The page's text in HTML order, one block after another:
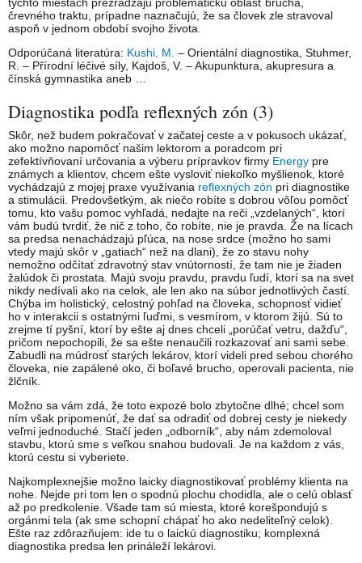
črevného traktu, prípadne naznačujú, že sa človek zle stravoval
aspoň v jednom období svojho života.
Odporúčaná literatúra: Kushi, M. – Orientální diagnostika, Stuhmer,
R. – Přírodní léčivé síly, Kajdoš, V. – Akupunktura, akupresura a
čínská gymnastika aneb …
Diagnostika podľa reflexných zón (3)
Skôr, než budem pokračovať v začatej ceste a v pokusoch ukázať,
ako možno napomôcť našim lektorom a poradcom pri
zefektívňovaní určovania a výberu prípravkov firmy Energy pre
známych a klientov, chcem ešte vysloviť niekoľko myšlienok, ktoré
vychádzajú z mojej praxe využívania reflexných zón pri diagnostike
a stimulácii. Predovšetkým, ak niečo robíte s dobrou vôľou pomôcť
tomu, kto vašu pomoc vyhľadá, nedajte na reči „vzdelaných“, ktorí
vám budú tvrdiť, že nič z toho, čo robíte, nie je pravda. Že na lícach
sa predsa nenachádzajú pľúca, na nose srdce (možno ho sami
vtedy majú skôr v „gatiach“ než na dlani), že zo stavu nohy
nemožno odčítať zdravotný stav vnútorností, že tam nie je žiaden
žalúdok či prostata. Majú svoju pravdu, pravdu ľudí, ktorí sa na svet
nikdy nedívali ako na celok, ale len ako na súbor jednotlivých častí.
Chýba im holistický, celostný pohľad na človeka, schopnosť vidieť
ho v interakcii s ostatnými ľuďmi, s vesmírom, v ktorom žijú. Sú to
zrejme tí pyšní, ktorí by ešte aj dnes chceli „porúčať vetru, dažďu“,
pričom nepochopili, že sa ešte nenaučili rozkazovať ani sami sebe.
Zabudli na múdrosť starých lekárov, ktorí videli pred sebou chorého
človeka, nie zapálené oko, či boľavé brucho, operovali pacienta, nie
žlčník.
Možno sa vám zdá, že toto expozé bolo zbytočne dlhé; chcel som
ním však pripomenúť, že dať sa odradiť od dobrej cesty je niekedy
veľmi jednoduché. Stačí jeden „odborník“, aby nám zdemoloval
stavbu, ktorú sme s veľkou snahou budovali. Je na každom z vás,
ktorú cestu si vyberiete.
Najkomplexnejšie možno laicky diagnostikovať problémy klienta na
nohe. Nejde pri tom len o spodnú plochu chodidla, ale o celú oblasť
až po predkolenie. Všade tam sú miesta, ktoré korešpondujú s
orgánmi tela (ak sme schopní chápať ho ako nedeliteľný celok).
Ešte raz zdôrazňujem: ide tu o laickú diagnostiku; komplexná
diagnostika predsa len prináleží lekárovi.